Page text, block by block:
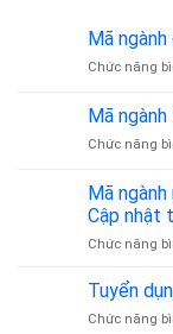
Mã
Chức năng
Mã
Chức năng
Mã
Cập nhật
Chức năng
Tuyển
Chức năng